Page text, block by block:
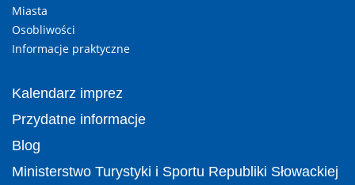
Miasta
Osobliwości
Informacje praktyczne
Kalendarz imprez
Przydatne informacje
Blog
Ministerstwo Turystyki i Sportu Republiki Słowackiej